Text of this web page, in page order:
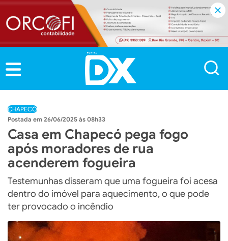
CHAPECÓ
26/06/2025 às 08h33
Casa em Chapecó pega fogo
após moradores de rua
acenderem fogueira
Testemunhas disseram que uma fogueira foi acesa
dentro do imóvel para aquecimento, o que pode
ter provocado o incêndio